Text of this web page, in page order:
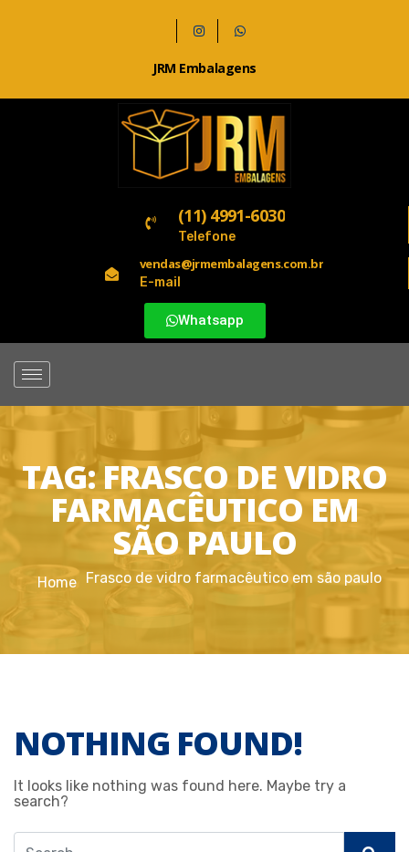
JRM Embalagens
(11) 4991-6030
Telefone
vendas@jrmembalagens.com.br
E-mail
Whatsapp
TAG:FRASCO DE VIDRO
FARMACÊUTICO EM
SÃO PAULO
Home Frasco de vidro farmacêutico em são paulo
NOTHING FOUND!
It looks like nothing was found here. Maybe try a
search?